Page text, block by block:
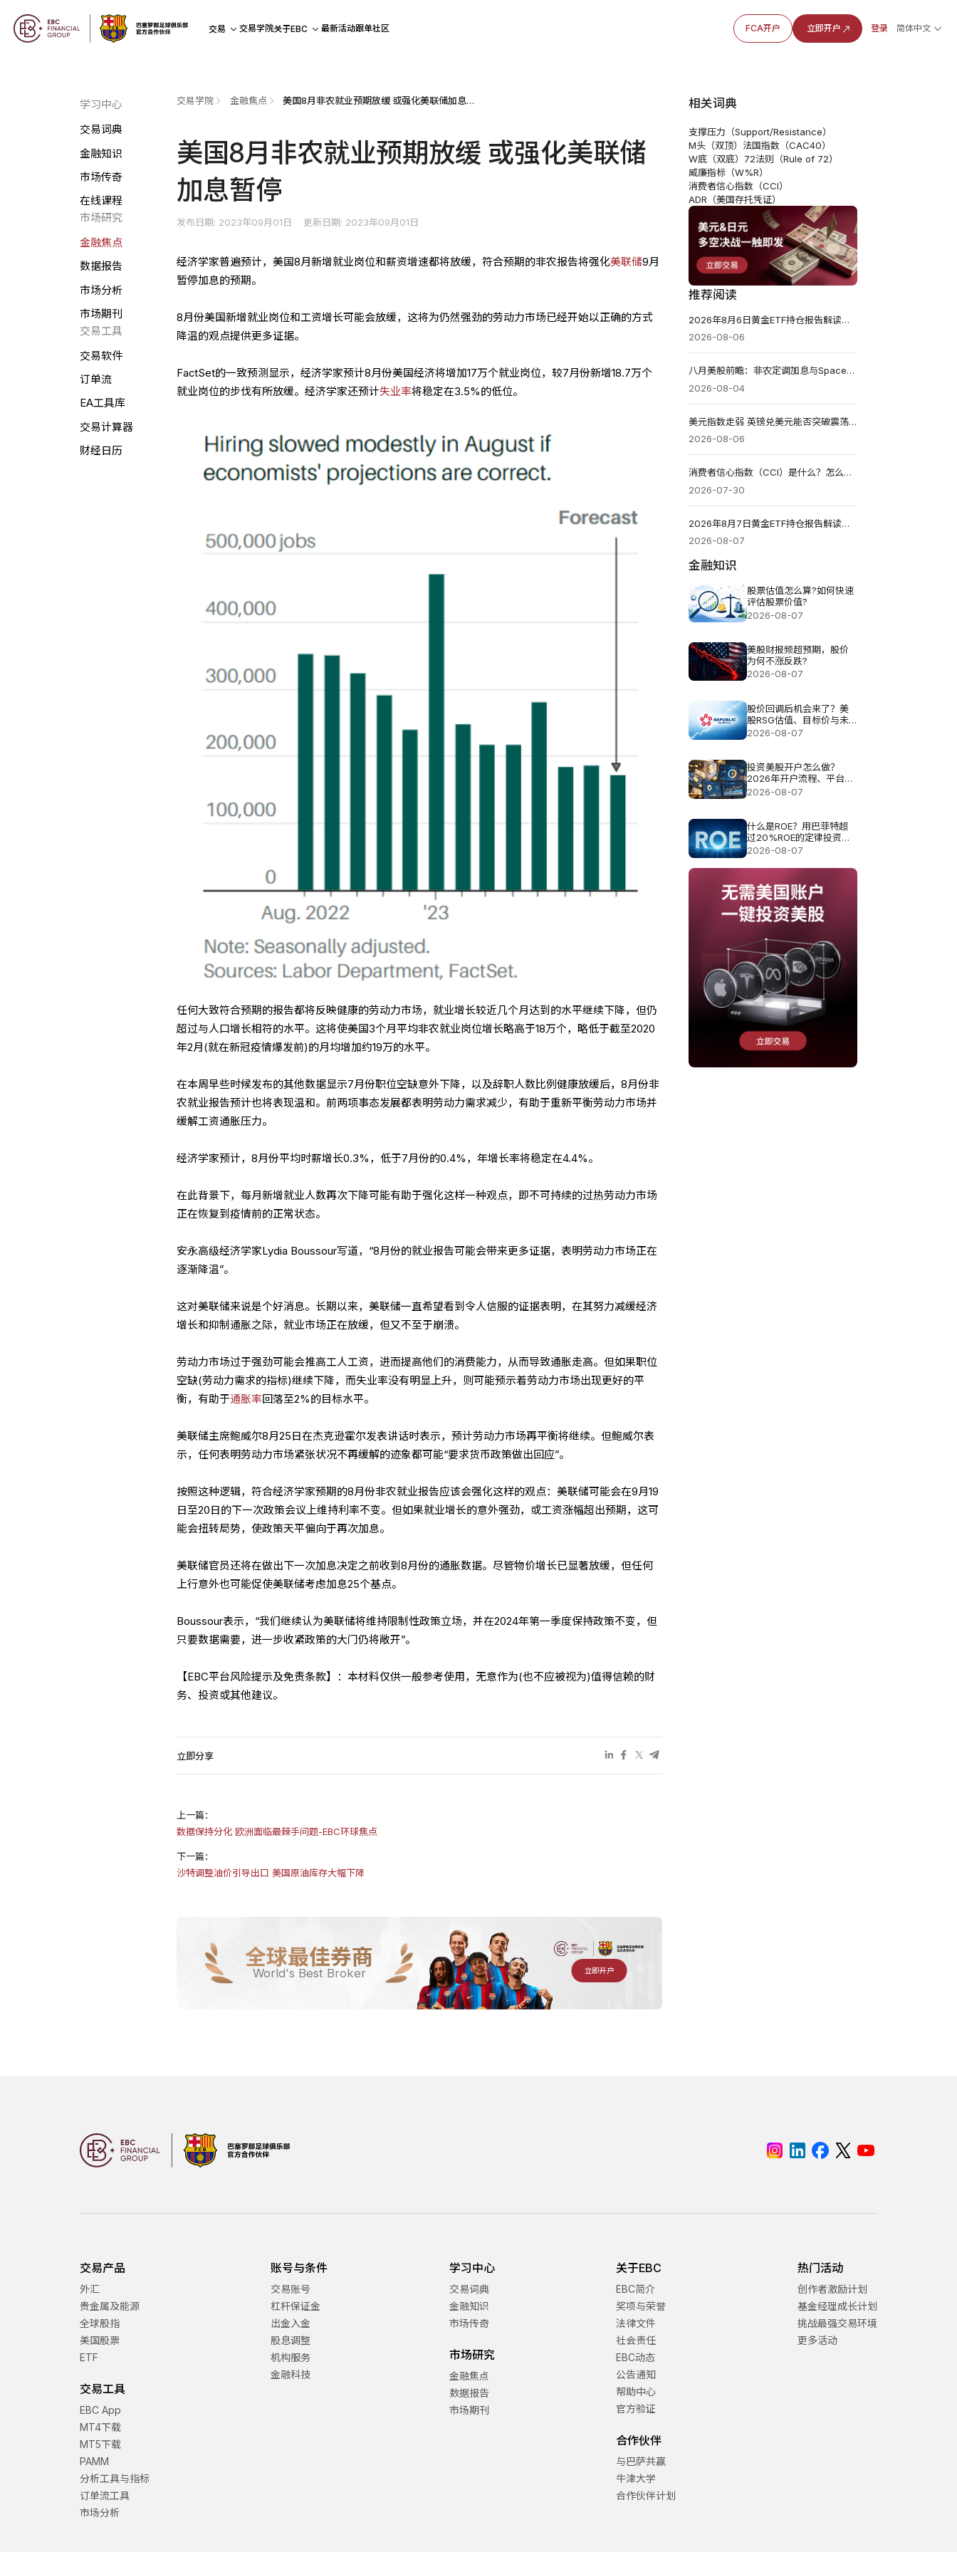
交易 交易学院关于EBC 最新活动跟单社区 FCA开户 立即开户 登录 简体中文
学习中心
交易词典
金融知识
市场传奇
在线课程
市场研究
金融焦点
数据报告
市场分析
市场期刊
交易工具
交易软件
订单流
EA工具库
交易计算器
财经日历
交易学院 金融焦点 美国8月非农就业预期放缓 或强化美联储加息暂停
美国8月非农就业预期放缓 或强化美联储
加息暂停
发布日期: 2023年09月01日 更新日期: 2023年09月01日
经济学家普遍预计，美国8月新增就业岗位和薪资增速都将放缓，符合预期的非农报告将强化美联储9月
暂停加息的预期。
8月份美国新增就业岗位和工资增长可能会放缓，这将为仍然强劲的劳动力市场已经开始以正确的方式
降温的观点提供更多证据。
FactSet的一致预测显示，经济学家预计8月份美国经济将增加17万个就业岗位，较7月份新增18.7万个
就业岗位的步伐有所放缓。经济学家还预计失业率将稳定在3.5%的低位。
任何大致符合预期的报告都将反映健康的劳动力市场，就业增长较近几个月达到的水平继续下降，但仍
超过与人口增长相符的水平。这将使美国3个月平均非农就业岗位增长略高于18万个，略低于截至2020
年2月(就在新冠疫情爆发前)的月均增加约19万的水平。
在本周早些时候发布的其他数据显示7月份职位空缺意外下降，以及辞职人数比例健康放缓后，8月份非
农就业报告预计也将表现温和。前两项事态发展都表明劳动力需求减少，有助于重新平衡劳动力市场并
缓解工资通胀压力。
经济学家预计，8月份平均时薪增长0.3%，低于7月份的0.4%，年增长率将稳定在4.4%。
在此背景下，每月新增就业人数再次下降可能有助于强化这样一种观点，即不可持续的过热劳动力市场
正在恢复到疫情前的正常状态。
安永高级经济学家Lydia Boussour写道，“8月份的就业报告可能会带来更多证据，表明劳动力市场正在
逐渐降温”。
这对美联储来说是个好消息。长期以来，美联储一直希望看到令人信服的证据表明，在其努力减缓经济
增长和抑制通胀之际，就业市场正在放缓，但又不至于崩溃。
劳动力市场过于强劲可能会推高工人工资，进而提高他们的消费能力，从而导致通胀走高。但如果职位
空缺(劳动力需求的指标)继续下降，而失业率没有明显上升，则可能预示着劳动力市场出现更好的平
衡，有助于通胀率回落至2%的目标水平。
美联储主席鲍威尔8月25日在杰克逊霍尔发表讲话时表示，预计劳动力市场再平衡将继续。但鲍威尔表
示，任何表明劳动力市场紧张状况不再缓解的迹象都可能“要求货币政策做出回应”。
按照这种逻辑，符合经济学家预期的8月份非农就业报告应该会强化这样的观点：美联储可能会在9月19
日至20日的下一次政策会议上维持利率不变。但如果就业增长的意外强劲，或工资涨幅超出预期，这可
能会扭转局势，使政策天平偏向于再次加息。
美联储官员还将在做出下一次加息决定之前收到8月份的通胀数据。尽管物价增长已显著放缓，但任何
上行意外也可能促使美联储考虑加息25个基点。
Boussour表示，“我们继续认为美联储将维持限制性政策立场，并在2024年第一季度保持政策不变，但
只要数据需要，进一步收紧政策的大门仍将敞开”。
【EBC平台风险提示及免责条款】：本材料仅供一般参考使用，无意作为(也不应被视为)值得信赖的财
务、投资或其他建议。
立即分享
上一篇：
数据保持分化 欧洲面临最棘手问题-EBC环球焦点
下一篇：
沙特调整油价引导出口 美国原油库存大幅下降
全球最佳券商
World's Best Broker 立即开户
相关词典
支撑压力（Support/Resistance）
M头（双顶） 法国指数（CAC40）
W底（双底） 72法则（Rule of 72）
威廉指标（W%R）
消费者信心指数（CCI）
ADR（美国存托凭证）
推荐阅读
2026年8月6日黄金ETF持仓报告解读：较前一个交易日增加4.851吨
2026-08-06
八月美股前瞻：非农定调加息与SpaceX财报解析与投资机会
2026-08-04
美元指数走弱 英镑兑美元能否突破震荡区间？
2026-08-06
消费者信心指数（CCI）是什么？怎么看数据、影响与投资策略
2026-07-30
2026年8月7日黄金ETF持仓报告解读：较前一个交易日增加0.571吨
2026-08-07
金融知识
股票估值怎么算?如何快速
评估股票价值?
2026-08-07
美股财报频超预期，股价
为何不涨反跌?
2026-08-07
股价回调后机会来了？美
股RSG估值、目标价与未
来空间解析
2026-08-07
投资美股开户怎么做？
2026年开户流程、平台选
择与费用指南
2026-08-07
什么是ROE？用巴菲特超
过20%ROE的定律投资真
的可以？
2026-08-07
交易产品
外汇
贵金属及能源
全球股指
美国股票
ETF
交易工具
EBC App
MT4下载
MT5下载
PAMM
分析工具与指标
订单流工具
市场分析
账号与条件
交易账号
杠杆保证金
出金入金
股息调整
机构服务
金融科技
学习中心
交易词典
金融知识
市场传奇
市场研究
金融焦点
数据报告
市场期刊
关于EBC
EBC简介
奖项与荣誉
法律文件
社会责任
EBC动态
公告通知
帮助中心
官方验证
合作伙伴
与巴萨共赢
牛津大学
合作伙伴计划
热门活动
创作者激励计划
基金经理成长计划
挑战最强交易环境
更多活动